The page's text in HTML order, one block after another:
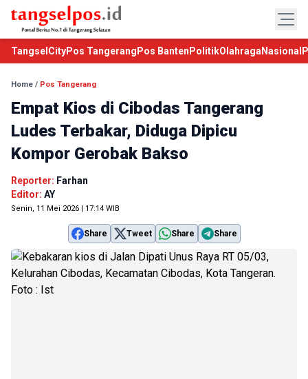
TangselCityPos Tangerang Pos Banten PolitikOlahraga Nasional
Home / Pos Tangerang
Empat Kios di Cibodas Tangerang
Ludes Terbakar, Diduga Dipicu
Kompor Gerobak Bakso
Reporter: Farhan
Editor: AY
Senin, 11 Mei 2026 | 17:14 WIB
Share Tweet Share Share